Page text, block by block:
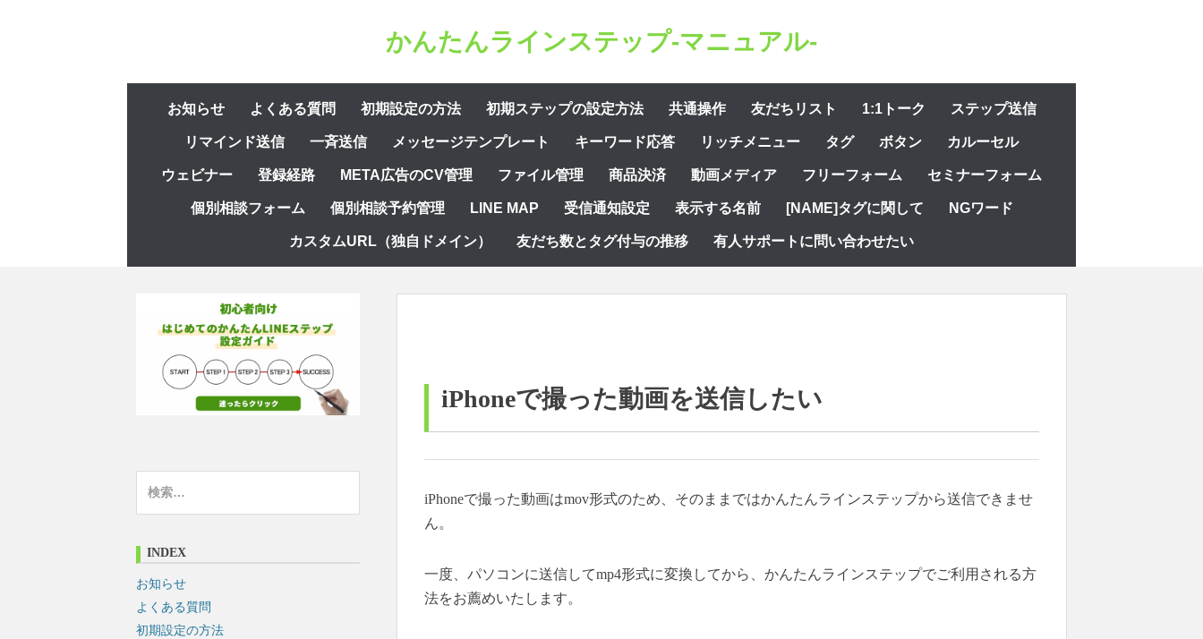
かんたんラインステップ-マニュアル-
キ
お知らせ よくある質問 初期設定の方法 初期ステップの設定方法 共通操作 友だちリスト 1:1トーク ステップ送信
リマインド送信 一斉送信 メッセージテンプレート キーワード応答 リッチメニュー タグ ボタン カルーセル
ウェビナー 登録経路 META広告のCV管理 ファイル管理 商品決済 動画メディア フリーフォーム セミナーフォーム
個別相談フォーム 個別相談予約管理 LINE MAP 受信通知設定 表示する名前 [NAME]タグに関して NGワード
カスタムURL（独自ドメイン） 友だち数とタグ付与の推移 有人サポートに問い合わせたい
iPhoneで撮った動画を送信したい
iPhoneで撮った動画はmov形式のため、そのままではかんたんラインステップから送信できませ
ん。
一度、パソコンに送信してmp4形式に変換してから、かんたんラインステップでご利用される方
法をお薦めいたします。
検
INDEX
お知らせ
よくある質問
初期設定の方法